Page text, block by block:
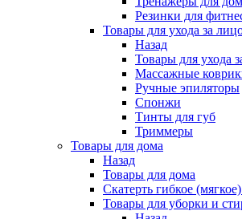
Резинки для
Товары для ухода за
Назад
Товары для ухода
Массажные
Ручные эпиляторы
Спонжи
Тинты для губ
Триммеры
Товары для дома
Назад
Товары для дома
Скатерть гибкое
Товары для уборки и